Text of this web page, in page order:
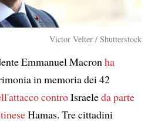
Victor Velter / Shutterstock
Emmanuel Macron ha
in memoria dei 42
controIsraeleda parte
Hamas. Tre cittadini